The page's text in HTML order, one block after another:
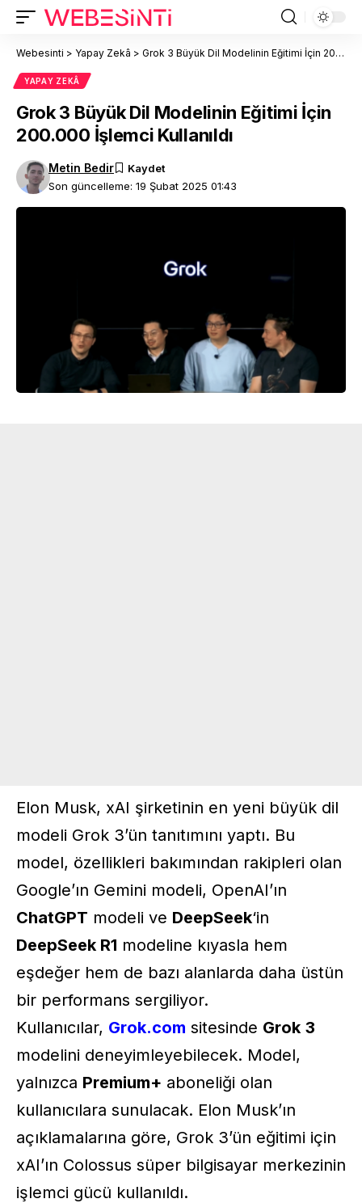
Webesinti > Yapay Zekâ > Grok 3 Büyük Dil Modelinin Eğitimi İçin 200.000 İşlemci Kullanıldı
YAPAY ZEKÂ
Grok 3 Büyük Dil Modelinin Eğitimi İçin
200.000 İşlemci Kullanıldı
Son güncelleme: 19 Şubat 2025 01:43
Metin Bedir
Elon Musk, xAI şirketinin en yeni büyük dil
modeli Grok 3’ün tanıtımını yaptı. Bu
model, özellikleri bakımından rakipleri olan
Google’ın Gemini modeli, OpenAI’ın
ChatGPT modeli ve DeepSeek‘in
DeepSeek R1 modeline kıyasla hem
eşdeğer hem de bazı alanlarda daha üstün
bir performans sergiliyor.
Kullanıcılar, Grok.com sitesinde Grok 3
modelini deneyimleyebilecek. Model,
yalnızca Premium+ aboneliği olan
kullanıcılara sunulacak. Elon Musk’ın
açıklamalarına göre, Grok 3’ün eğitimi için
xAI’ın Colossus süper bilgisayar merkezinin
işlemci gücü kullanıldı.